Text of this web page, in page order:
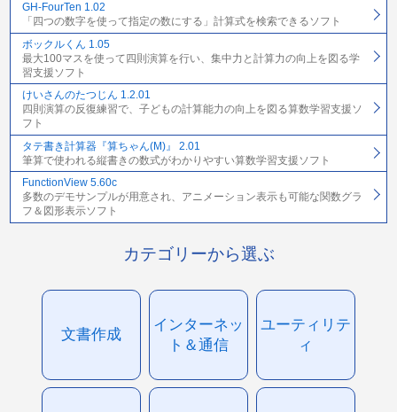
GH-FourTen 1.02
「四つの数字を使って指定の数にする」計算式を検索できるソフト
ボックルくん 1.05
最大100マスを使って四則演算を行い、集中力と計算力の向上を図る学
習支援ソフト
けいさんのたつじん 1.2.01
四則演算の反復練習で、子どもの計算能力の向上を図る算数学習支援ソ
フト
タテ書き計算器『算ちゃん(M)』 2.01
筆算で使われる縦書きの数式がわかりやすい算数学習支援ソフト
FunctionView 5.60c
多数のデモサンプルが用意され、アニメーション表示も可能な関数グラ
フ＆図形表示ソフト
カテゴリーから選ぶ
文書作成
インターネッ
ト＆通信
ユーティリテ
ィ